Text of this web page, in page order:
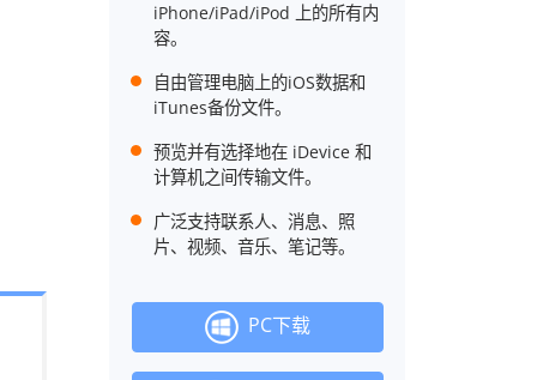
iPhone/iPad/iPod 上的所有内
容。
自由管理电脑上的iOS数据和
iTunes备份文件。
预览并有选择地在 iDevice 和
计算机之间传输文件。
广泛支持联系人、消息、照
片、视频、音乐、笔记等。
PC下载